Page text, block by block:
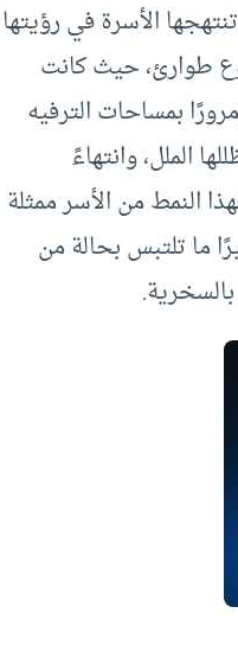
الأسرة في رؤيتها
طوارئ، حيث كانت
بمساحات الترفيه
الملل، وانتهاءً
النمط من الأسر ممثلة
ما تلتبس بحالة من